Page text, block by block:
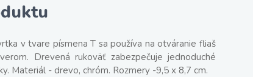
v tvare písmena T sa používa na otváranie fliaš
Drevená rukoväť zabezpečuje jednoduché
Materiál - drevo, chróm. Rozmery -9,5 x 8,7 cm.